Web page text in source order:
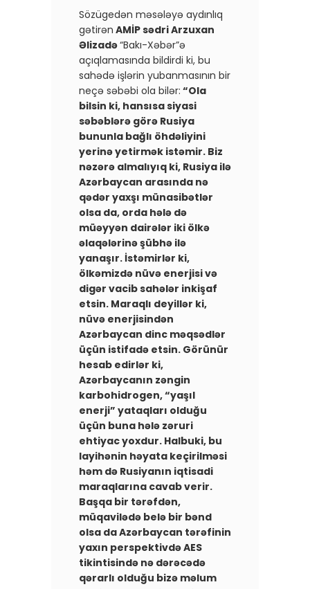
Sözügedən məsələyə aydınlıq
gətirən AMİP sədri Arzuxan
Əlizadə“Bakı-Xəbər”ə
açıqlamasında bildirdi ki, bu
sahədə işlərin yubanmasının bir
neçə səbəbi ola bilər: “Ola
bilsin ki, hansısa siyasi
səbəblərə görə Rusiya
bununla bağlı öhdəliyini
yerinə yetirmək istəmir. Biz
nəzərə almalıyıq ki, Rusiya ilə
Azərbaycan arasında nə
qədər yaxşı münasibətlər
olsa da, orda hələ də
müəyyən dairələr iki ölkə
əlaqələrinə şübhə ilə
yanaşır. İstəmirlər ki,
ölkəmizdə nüvə enerjisi və
digər vacib sahələr inkişaf
etsin. Maraqlı deyillər ki,
nüvə enerjisindən
Azərbaycan dinc məqsədlər
üçün istifadə etsin. Görünür
hesab edirlər ki,
Azərbaycanın zəngin
karbohidrogen, “yaşıl
enerji” yataqları olduğu
üçün buna hələ zəruri
ehtiyac yoxdur. Halbuki, bu
layihənin həyata keçirilməsi
həm də Rusiyanın iqtisadi
maraqlarına cavab verir.
Başqa bir tərəfdən,
müqavilədə belə bir bənd
olsa da Azərbaycan tərəfinin
yaxın perspektivdə AES
tikintisində nə dərəcədə
qərarlı olduğu bizə məlum